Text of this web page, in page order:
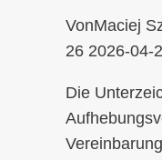
VonMaciej
26 2026-04-
Die